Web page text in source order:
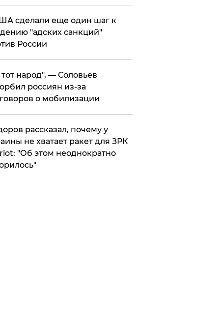
сделали еще один шаг к
"адских санкций"
России
народ", — Соловьев
россиян из-за
о мобилизации
рассказал, почему у
не хватает ракет для ЗРК
"Об этом неоднократно